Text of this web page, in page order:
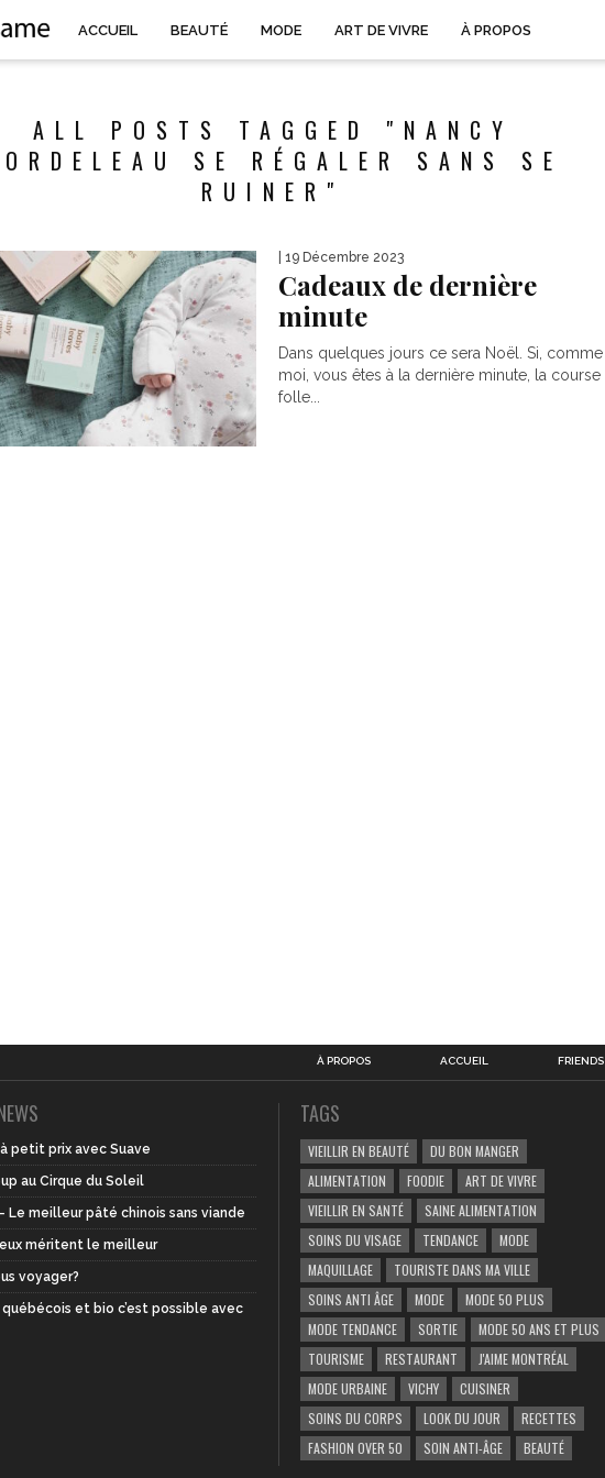
ACCUEIL BEAUTÉ MODE ART DE VIVRE À PROPOS
ALL POSTS TAGGED "NANCY
SE RÉGALER SANS SE
RUINER"
| 19 Décembre 2023
Cadeaux de dernière
minute
Dans quelques jours ce sera Noël. Si, comme
moi, vous êtes à la dernière minute, la course
folle...
À PROPOS ACCUEIL FRIENDS
petit prix avec Suave
au Cirque du Soleil
Le meilleur pâté chinois sans viande
méritent le meilleur
voyager?
et bio c’est possible avec
TAGS
VIEILLIR EN BEAUTÉ
DU BON MANGER
ALIMENTATION
FOODIE
ART DE VIVRE
VIEILLIR EN SANTÉ
SAINE ALIMENTATION
SOINS DU VISAGE
TENDANCE
MODE
MAQUILLAGE
TOURISTE DANS MA VILLE
SOINS ANTI ÂGE
MODE
MODE 50 PLUS
MODE TENDANCE
SORTIE
MODE 50 ANS ET PLUS
TOURISME
RESTAURANT
J'AIME MONTRÉAL
MODE URBAINE
VICHY
CUISINER
SOINS DU CORPS
LOOK DU JOUR
RECETTES
FASHION OVER 50
SOIN ANTI-ÂGE BEAUTÉ